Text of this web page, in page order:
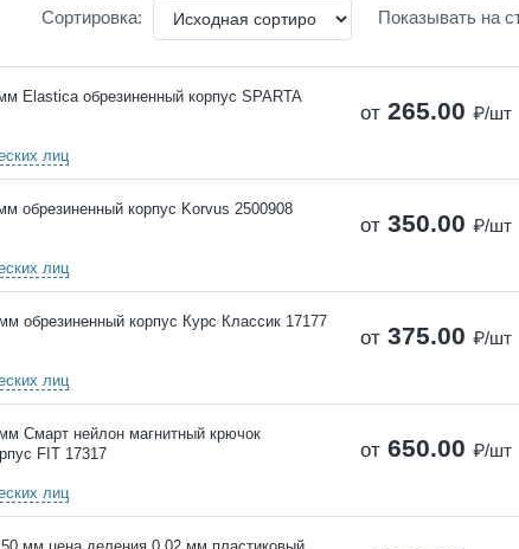
Сортировка: Показывать на
Elastica обрезиненный корпус SPARTA
лиц
от 265.00₽/шт
обрезиненный корпус Korvus 2500908
лиц
от 350.00₽/шт
обрезиненный корпус Курс Классик 17177
лиц
от 375.00₽/шт
Смарт нейлон магнитный крючок
FIT 17317
лиц
от 650.00₽/шт